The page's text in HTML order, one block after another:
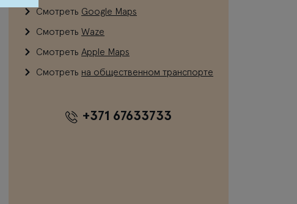
Смотреть Google Maps
Смотреть Waze
Смотреть Apple Maps
Смотреть на общественном транспорте
+371 67633733